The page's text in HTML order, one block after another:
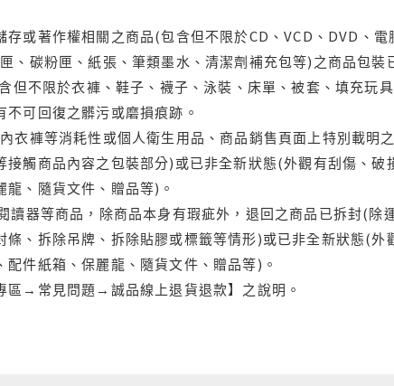
存或著作權相關之商品(包含但不限於CD、VCD、DVD、
、碳粉匣、紙張、筆類墨水、清潔劑補充包等)之商品包
但不限於衣褲、鞋子、襪子、泳裝、床單、被套、填充玩
可回復之髒污或磨損痕跡。
衣褲等消耗性或個人衛生用品、商品銷售頁面上特別載明
接觸商品內容之包裝部分)或已非全新狀態(外觀有刮傷、
、隨貨文件、贈品等)。
讀器等商品，除商品本身有瑕疵外，退回之商品已拆封(
條、拆除吊牌、拆除貼膠或標籤等情形)或已非全新狀態(
件紙箱、保麗龍、隨貨文件、贈品等)。
區→常見問題→誠品線上退貨退款】之說明。